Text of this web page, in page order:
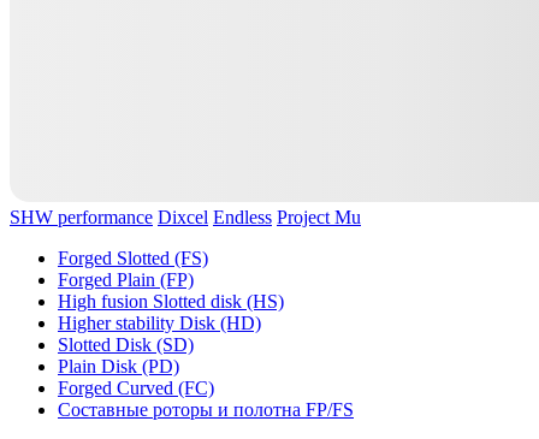
SHW performance Dixcel Endless Project Mu
Forged Slotted (FS)
Forged Plain (FP)
High fusion Slotted disk (HS)
Higher stability Disk (HD)
Slotted Disk (SD)
Plain Disk (PD)
Forged Curved (FC)
Составные роторы и полотна FP/FS